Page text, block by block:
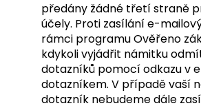
předány žádné třetí straně
účely. Proti zasílání e-
rámci programu Ověřeno
kdykoli vyjádřit námitku
dotazníků pomocí odkazu v
dotazníkem. V případě vaší
dotazník nebudeme dále